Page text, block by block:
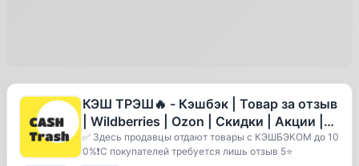
КЭШ ТРЭШ🔥 - Кэшбэк | Товар за отзыв
| Wildberries | Ozon | Скидки | Акции |
Выкупы | Раздачи
✅ Здесь продавцы отдают товары с КЭШБЭКОМ до 10
0%❗️С покупателей требуется лишь отзыв 5⭐️